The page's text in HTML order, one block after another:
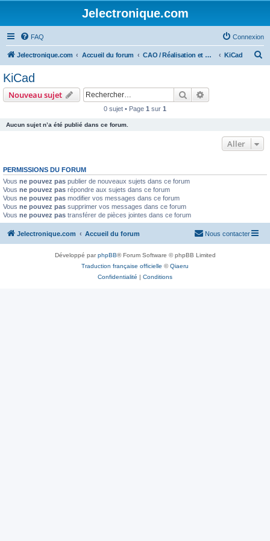
Jelectronique.com
FAQ Connexion
Jelectronique.com Accueil du forum CAO / Réalisation et montage de PCB KiCad
KiCad
Nouveau sujet Rechercher
0 sujet • Page 1 sur 1
Aucun sujet n’a été publié dans ce forum.
Aller
PERMISSIONS DU FORUM
Vous ne pouvez pas publier de nouveaux sujets dans ce forum
Vous ne pouvez pas répondre aux sujets dans ce forum
Vous ne pouvez pas modifier vos messages dans ce forum
Vous ne pouvez pas supprimer vos messages dans ce forum
Vous ne pouvez pas transférer de pièces jointes dans ce forum
Jelectronique.com Accueil du forum Nous contacter
Développé parphpBB® Forum Software © phpBB Limited
Traduction française officielle ©Qiaeru
Confidentialité | Conditions